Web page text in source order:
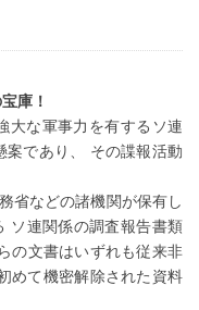
庫！
大な軍事力を有するソ連
案であり、 その諜報活動
省などの諸機関が保有し
ソ連関係の調査報告書類
の文書はいずれも従来非
めて機密解除された資料